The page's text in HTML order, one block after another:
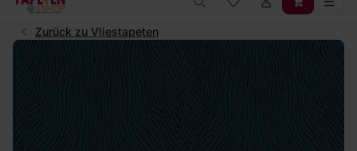
Zurück zu Vliestapeten